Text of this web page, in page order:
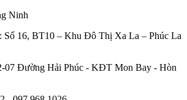
Ninh
Số 16, BT10 – Khu Đô Thị Xa La – Phúc La
07 Đường Hải Phúc - KĐT Mon Bay - Hòn